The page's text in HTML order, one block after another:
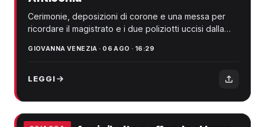
Cerimonie, deposizioni di corone e una messa per
ricordare il magistrato e i due poliziotti uccisi dalla
GIOVANNA VENEZIA · 06 AGO · 16:29
LEGGI